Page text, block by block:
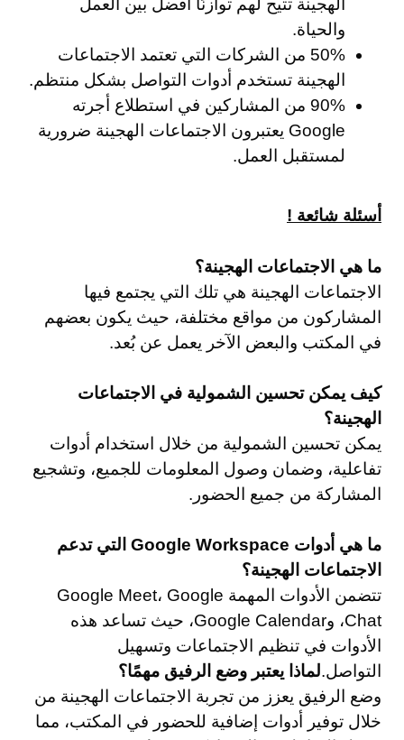
الهجينة تتيح لهم توازنًا أفضل بين العمل
والحياة.
50% من الشركات التي تعتمد الاجتماعات
الهجينة تستخدم أدوات التواصل بشكل منتظم.
90% من المشاركين في استطلاع أجرته
Google يعتبرون الاجتماعات الهجينة ضرورية
لمستقبل العمل.
أسئلة شائعة !
ما هي الاجتماعات الهجينة؟
الاجتماعات الهجينة هي تلك التي يجتمع فيها
المشاركون من مواقع مختلفة، حيث يكون بعضهم
في المكتب والبعض الآخر يعمل عن بُعد.
كيف يمكن تحسين الشمولية في الاجتماعات
الهجينة؟
يمكن تحسين الشمولية من خلال استخدام أدوات
تفاعلية، وضمان وصول المعلومات للجميع، وتشجيع
المشاركة من جميع الحضور.
ما هي أدوات Google Workspace التي تدعم
الاجتماعات الهجينة؟
تتضمن الأدوات المهمة Google Meet، Google
Chat، وGoogle Calendar، حيث تساعد هذه
الأدوات في تنظيم الاجتماعات وتسهيل
التواصل.لماذا يعتبر وضع الرفيق مهمًا؟
وضع الرفيق يعزز من تجربة الاجتماعات الهجينة من
خلال توفير أدوات إضافية للحضور في المكتب، مما